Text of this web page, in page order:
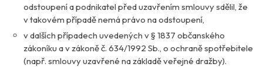
odstoupení a podnikatel před uzavřením smlouvy sdělil, že
v takovém případě nemá právo na odstoupení,
v dalších případech uvedených v § 1837 občanského
zákoníku a v zákoně č. 634/1992 Sb., o ochraně spotřebitele
(např. smlouvy uzavřené na základě veřejné dražby).